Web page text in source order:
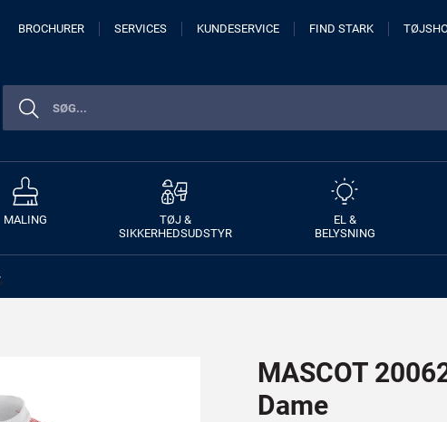
BROCHURER SERVICES KUNDESERVICE FIND STARK
MALING
TØJ &
SIKKERHEDSUDSTYR
EL &
BELYSNING
MASCOT
Dame